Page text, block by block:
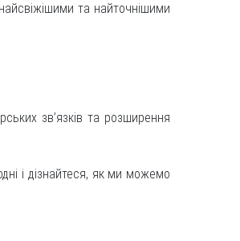
та найточнішими
зв’язків та розширення
і дізнайтеся, як ми можемо